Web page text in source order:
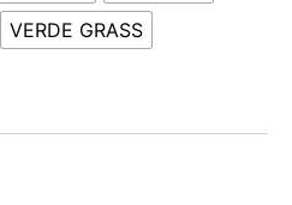
VERDE GRASS